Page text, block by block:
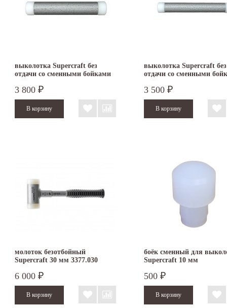
выколотка Supercraft без
отдачи со сменными бойками
3 800 ₽
выколотка Supercraft без
отдачи со сменными
3 500 ₽
молоток безотбойный
Supercraft 30 мм 3377.030
6 000 ₽
боёк сменный для
Supercraft 10 мм
500 ₽